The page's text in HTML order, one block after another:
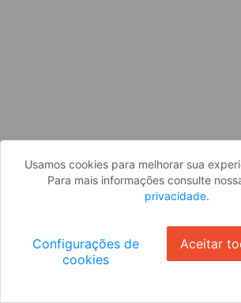
Usamos cookies para melhorar sua
Para mais informações consulte
privacidade.
Configurações de
cookies
Aceitar